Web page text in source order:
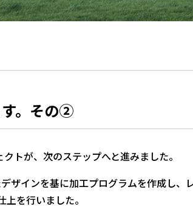
す。その②
トが、次のステップへと進みました。
ザインを基に加工プログラムを作成し、
を行いました。